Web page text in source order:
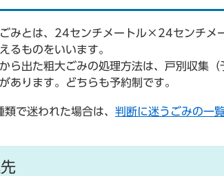
みとは、24センチメートル×24センチメ
るものをいいます。
ら出た粗大ごみの処理方法は、戸別収集
あります。どちらも予約制です。
で迷われた場合は、 判断に迷うごみの一